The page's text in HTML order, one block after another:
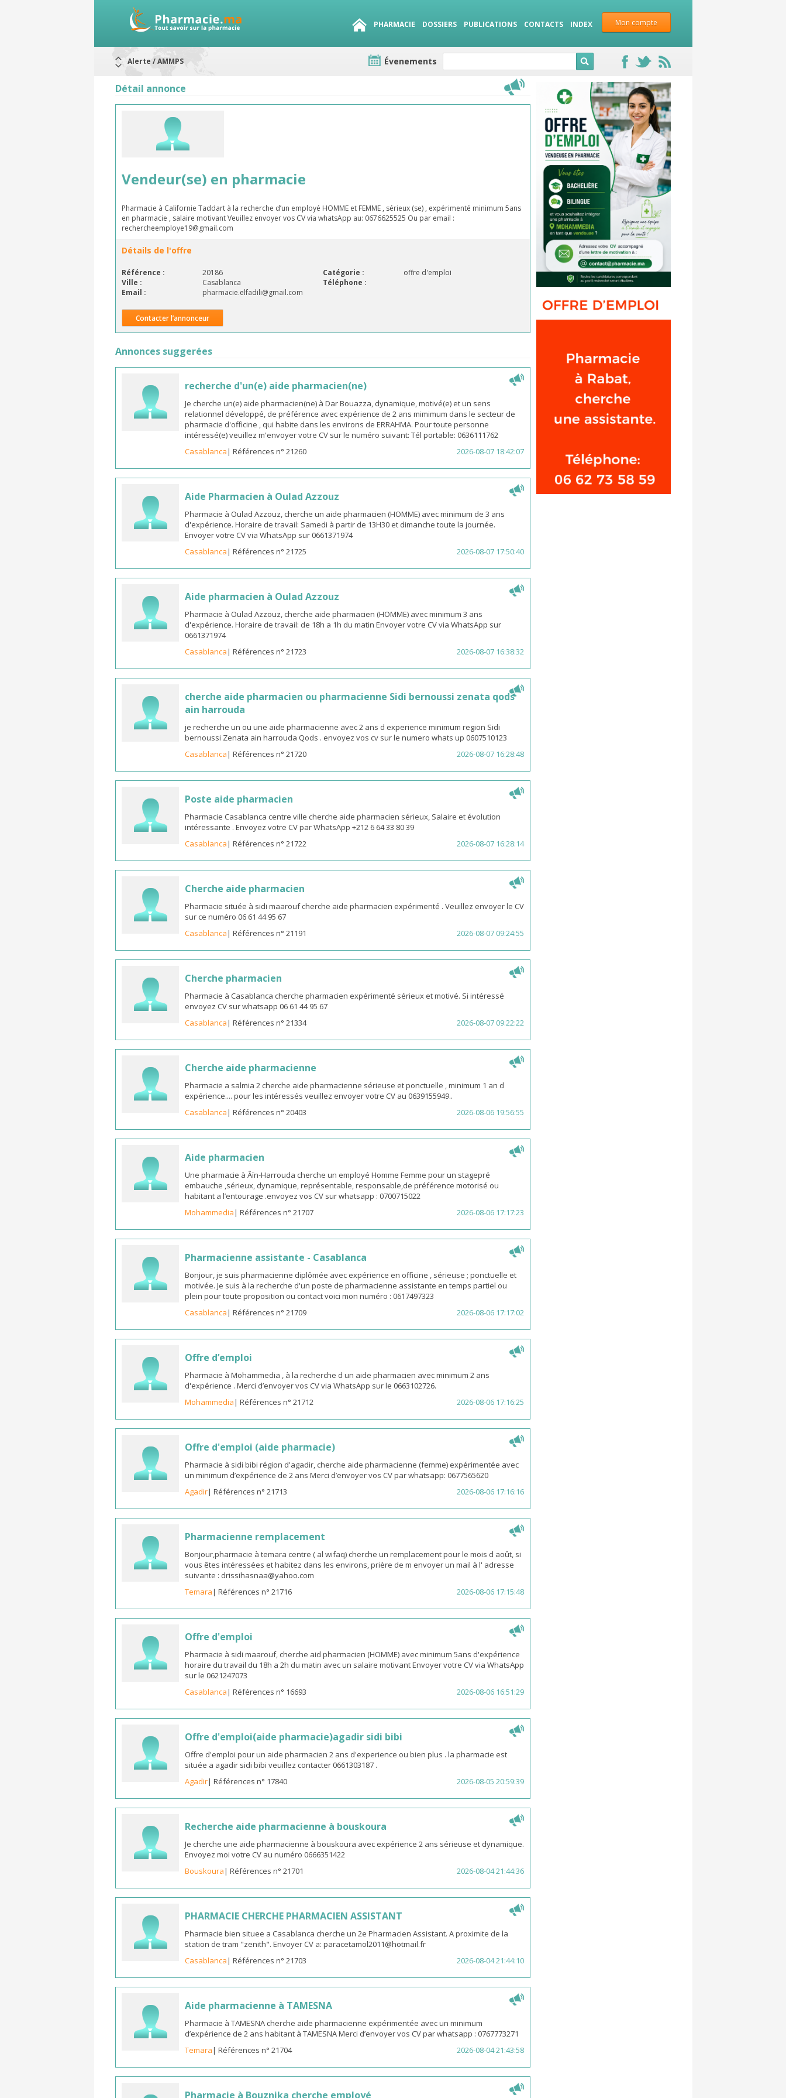
Mon compte
PHARMACIE DOSSIERS PUBLICATIONS CONTACTS INDEX
Alerte / AMMPS
ARRÊT DE COMMERCIALISATION
Rappel de lots : préparations lactées
Évenements
Détail annonce
Vendeur(se) en pharmacie
Pharmacie à Californie Taddart à la recherche d’un employé HOMME et FEMME , sérieux (se) , expérimenté minimum 5ans
en pharmacie , salaire motivant Veuillez envoyer vos CV via whatsApp au: 0676625525 Ou par email :
rechercheemploye19@gmail.com
Détails de l'offre
Référence : 20186 Catégorie :
offre d'emploi
Ville :
Casablanca
Téléphone :
Email :
pharmacie.elfadili@gmail.com
Contacter l’annonceur
Annonces suggerées
recherche d'un(e) aide pharmacien(ne)
Je cherche un(e) aide pharmacien(ne) à Dar Bouazza, dynamique, motivé(e) et un sens
relationnel développé, de préférence avec expérience de 2 ans mimimum dans le secteur de
pharmacie d'officine , qui habite dans les environs de ERRAHMA. Pour toute personne
intéressé(e) veuillez m'envoyer votre CV sur le numéro suivant: Tél portable: 0636111762
Casablanca| Références n° 21260 2026-08-07 18:42:07
Aide Pharmacien à Oulad Azzouz
Pharmacie à Oulad Azzouz, cherche un aide pharmacien (HOMME) avec minimum de 3 ans
d'expérience. Horaire de travail: Samedi à partir de 13H30 et dimanche toute la journée.
Envoyer votre CV via WhatsApp sur 0661371974
Casablanca| Références n° 21725 2026-08-07 17:50:40
Aide pharmacien à Oulad Azzouz
Pharmacie à Oulad Azzouz, cherche aide pharmacien (HOMME) avec minimum 3 ans
d'expérience. Horaire de travail: de 18h a 1h du matin Envoyer votre CV via WhatsApp sur
0661371974
Casablanca| Références n° 21723 2026-08-07 16:38:32
cherche aide pharmacien ou pharmacienne Sidi bernoussi zenata qods
ain harrouda
je recherche un ou une aide pharmacienne avec 2 ans d experience minimum region Sidi
bernoussi Zenata ain harrouda Qods . envoyez vos cv sur le numero whats up 0607510123
Casablanca| Références n° 21720 2026-08-07 16:28:48
Poste aide pharmacien
Pharmacie Casablanca centre ville cherche aide pharmacien sérieux, Salaire et évolution
intéressante . Envoyez votre CV par WhatsApp +212 6 64 33 80 39
Casablanca| Références n° 21722 2026-08-07 16:28:14
Cherche aide pharmacien
Pharmacie située à sidi maarouf cherche aide pharmacien expérimenté . Veuillez envoyer le CV
sur ce numéro 06 61 44 95 67
Casablanca| Références n° 21191 2026-08-07 09:24:55
Cherche pharmacien
Pharmacie à Casablanca cherche pharmacien expérimenté sérieux et motivé. Si intéressé
envoyez CV sur whatsapp 06 61 44 95 67
Casablanca| Références n° 21334 2026-08-07 09:22:22
Cherche aide pharmacienne
Pharmacie a salmia 2 cherche aide pharmacienne sérieuse et ponctuelle , minimum 1 an d
expérience.... pour les intéressés veuillez envoyer votre CV au 0639155949..
Casablanca| Références n° 20403 2026-08-06 19:56:55
Aide pharmacien
Une pharmacie à Âïn-Harrouda cherche un employé Homme Femme pour un stagepré
embauche ,sérieux, dynamique, représentable, responsable,de préférence motorisé ou
habitant a l’entourage .envoyez vos CV sur whatsapp : 0700715022
Mohammedia| Références n° 21707 2026-08-06 17:17:23
Pharmacienne assistante - Casablanca
Bonjour, je suis pharmacienne diplômée avec expérience en officine , sérieuse ; ponctuelle et
motivée. Je suis à la recherche d'un poste de pharmacienne assistante en temps partiel ou
plein pour toute proposition ou contact voici mon numéro : 0617497323
Casablanca| Références n° 21709 2026-08-06 17:17:02
Offre d’emploi
Pharmacie à Mohammedia , à la recherche d un aide pharmacien avec minimum 2 ans
d'expérience . Merci d’envoyer vos CV via WhatsApp sur le 0663102726.
Mohammedia| Références n° 21712 2026-08-06 17:16:25
Offre d'emploi (aide pharmacie)
Pharmacie à sidi bibi région d'agadir, cherche aide pharmacienne (femme) expérimentée avec
un minimum d’expérience de 2 ans Merci d’envoyer vos CV par whatsapp: 0677565620
Agadir| Références n° 21713 2026-08-06 17:16:16
Pharmacienne remplacement
Bonjour,pharmacie à temara centre ( al wifaq) cherche un remplacement pour le mois d août, si
vous êtes intéressées et habitez dans les environs, prière de m envoyer un mail à l' adresse
suivante : drissihasnaa@yahoo.com
Temara| Références n° 21716 2026-08-06 17:15:48
Offre d'emploi
Pharmacie à sidi maarouf, cherche aid pharmacien (HOMME) avec minimum 5ans d'expérience
horaire du travail du 18h a 2h du matin avec un salaire motivant Envoyer votre CV via WhatsApp
sur le 0621247073
Casablanca| Références n° 16693 2026-08-06 16:51:29
Offre d'emploi(aide pharmacie)agadir sidi bibi
Offre d'emploi pour un aide pharmacien 2 ans d'experience ou bien plus . la pharmacie est
située a agadir sidi bibi veuillez contacter 0661303187 .
Agadir| Références n° 17840 2026-08-05 20:59:39
Recherche aide pharmacienne à bouskoura
Je cherche une aide pharmacienne à bouskoura avec expérience 2 ans sérieuse et dynamique.
Envoyez moi votre CV au numéro 0666351422
Bouskoura| Références n° 21701 2026-08-04 21:44:36
PHARMACIE CHERCHE PHARMACIEN ASSISTANT
Pharmacie bien situee a Casablanca cherche un 2e Pharmacien Assistant. A proximite de la
station de tram "zenith". Envoyer CV a: paracetamol2011@hotmail.fr
Casablanca| Références n° 21703 2026-08-04 21:44:10
Aide pharmacienne à TAMESNA
Pharmacie à TAMESNA cherche aide pharmacienne expérimentée avec un minimum
d’expérience de 2 ans habitant à TAMESNA Merci d’envoyer vos CV par whatsapp : 0767773271
Temara| Références n° 21704 2026-08-04 21:43:58
Pharmacie à Bouznika cherche employé